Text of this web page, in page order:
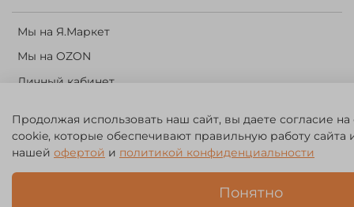
Мы на Я.Маркет
Мы на OZON
Личный кабинет
©️ 2014 - 2024 Forest River. Рыболовный интернет-магазин.
зн. № 756494
Продолжая использовать наш сайт, вы даете согласие
cookie, которые обеспечивают правильную работу сайта
нашей офертой и политикой конфиденциальности
Понятно